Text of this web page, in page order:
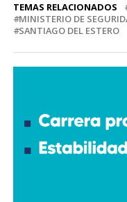
TEMAS RELACIONADOS
MINISTERIO DE
SANTIAGO DEL ESTERO